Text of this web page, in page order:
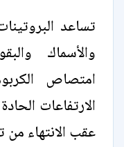
تساعد
والأسماك
امتصاص
الارتفاعات
عقب الانتهاء من